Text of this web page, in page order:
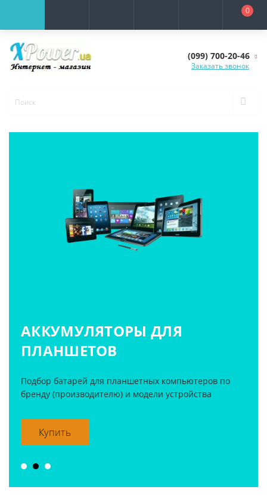
0
(099) 700-20-46
Заказать звонок
АККУМУЛЯТОРЫ ДЛЯ
ПЛАНШЕТОВ
Подбор батарей для планшетных компьютеров по
бренду (производителю) и модели устройства
Купить